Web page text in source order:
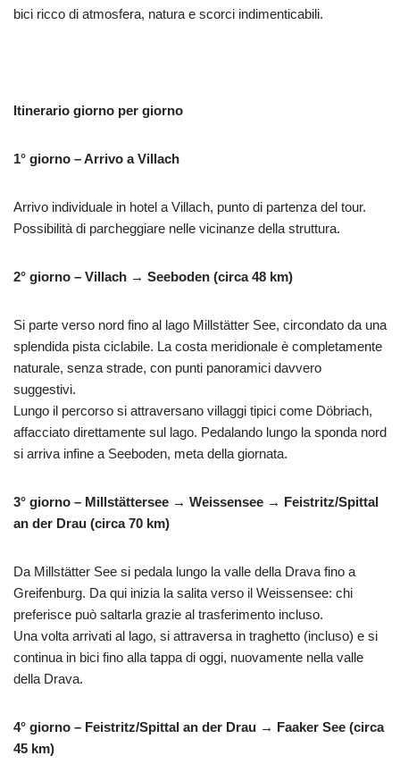
bici ricco di atmosfera, natura e scorci indimenticabili.
Itinerario giorno per giorno
1° giorno – Arrivo a Villach
Arrivo individuale in hotel a Villach, punto di partenza del tour.
Possibilità di parcheggiare nelle vicinanze della struttura.
2° giorno – Villach → Seeboden (circa 48 km)
Si parte verso nord fino al lago Millstätter See, circondato da una
splendida pista ciclabile. La costa meridionale è completamente
naturale, senza strade, con punti panoramici davvero
suggestivi.
Lungo il percorso si attraversano villaggi tipici come Döbriach,
affacciato direttamente sul lago. Pedalando lungo la sponda nord
si arriva infine a Seeboden, meta della giornata.
3° giorno – Millstättersee → Weissensee → Feistritz/Spittal
an der Drau (circa 70 km)
Da Millstätter See si pedala lungo la valle della Drava fino a
Greifenburg. Da qui inizia la salita verso il Weissensee: chi
preferisce può saltarla grazie al trasferimento incluso.
Una volta arrivati al lago, si attraversa in traghetto (incluso) e si
continua in bici fino alla tappa di oggi, nuovamente nella valle
della Drava.
4° giorno – Feistritz/Spittal an der Drau → Faaker See (circa
45 km)